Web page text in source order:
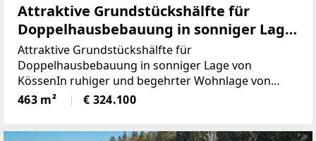
Attraktive Grundstückshälfte für
Doppelhausbebauung in sonniger Lage
von Kössen
Attraktive Grundstückshälfte für
Doppelhausbebauung in sonniger Lage von
KössenIn ruhiger und begehrter Wohnlage von
Kössen, gelangt eine Grundstückshälfte mit ca. 463
m² (Teilfläche aus insgesamt 926 m²) zum Verkauf.
463 m² € 324.100